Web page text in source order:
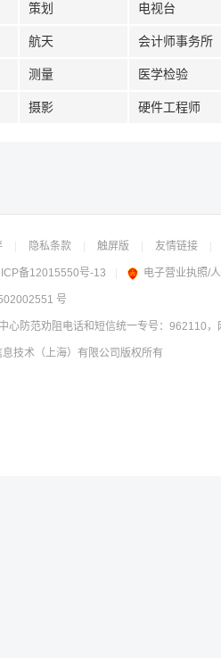
策划 电视台
航天 会计师事务所
测量 医学检验
摄影 硬件工程师
隐私条款 触屏版 友情链接
备12015550号-13 电子营业执照/
号
心防范劝阻电话和短信统一专号：962110
技术（上海）有限公司 版权所有